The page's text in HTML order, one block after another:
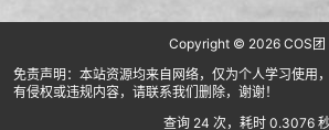
Copyright © 2026 COS团
免责声明：本站资源均来自网络，仅为个人学习使用
有侵权或违规内容，请联系我们删除，谢谢！
查询 24 次，耗时 0.3076